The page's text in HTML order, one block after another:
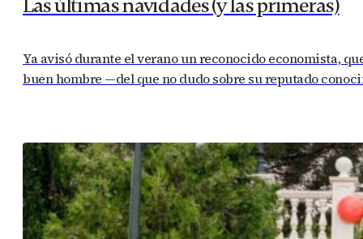
Las últimas navidades (y las primeras)
Ya avisó durante el verano un reconocido economista,
buen hombre —del que no dudo sobre su reputado